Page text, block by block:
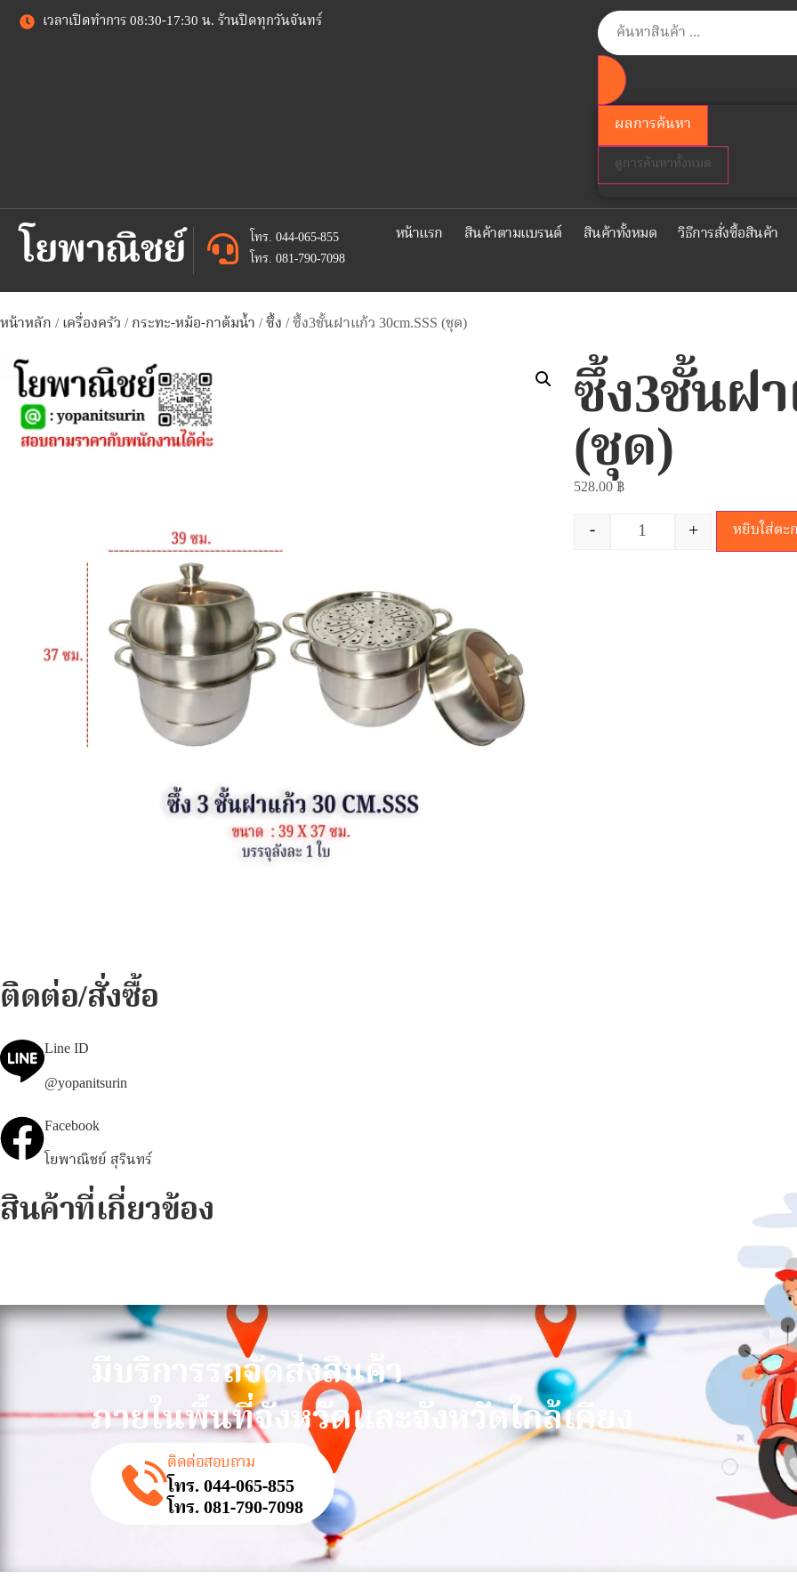
เวลาเปิดทำการ 08:30-17:30 น. ร้านปิดทุกวันจันทร์
ผลการค้นหา
ดูการค้นหาทั้งหมด
โยพาณิชย์
โทร. 044-065-855
โทร. 081-790-7098
หน้าแรก สินค้าตามแบรนด์ สินค้าทั้งหมด วิธีการสั่งซื้อสินค้า
หน้าหลัก/เครื่องครัว/กระทะ-หม้อ-กาต้มน้ำ/ซึ้ง/ ซึ้ง3ชั้นฝาแก้ว 30cm.SSS (ชุด)
ซึ้ง3ชั้นฝา
(ชุด)
528.00฿
- + หยิบใส่ตะ
ติดต่อ/สั่งซื้อ
Line ID
@yopanitsurin
Facebook
โยพาณิชย์ สุรินทร์
สินค้าที่เกี่ยวข้อง
มีบริการรถจัดส่งสินค้า
ภายในพื้นที่จังหวัดและจังหวัดใกล้เคียง
ติดต่อสอบถาม
โทร. 044-065-855
โทร. 081-790-7098